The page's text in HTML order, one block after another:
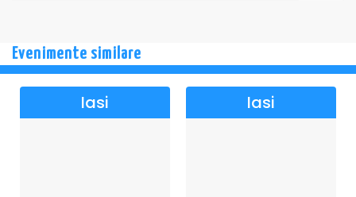
Evenimente similare
Iasi Iasi